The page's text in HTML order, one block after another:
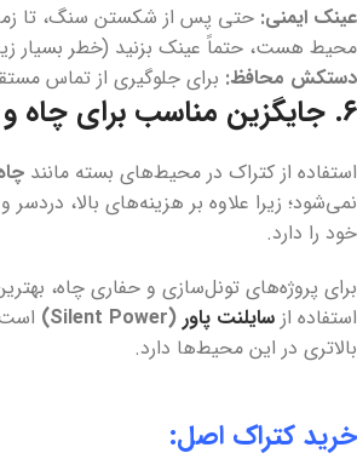
عینک ایمنی: حتی پس از شکستن سنگ، تا
محیط هست، حتماً عینک بزنید (خطر بسیار
دستکش محافظ: برای جلوگیری از تماس
۶. جایگزین مناسب برای چاه و تونل
استفاده از کتراک در محیط‌های بسته مانند
نمی‌شود؛ زیرا علاوه بر هزینه‌های بالا،
خود را دارد.
برای پروژه‌های تونل‌سازی و حفاری چاه،
استفاده از سایلنت پاور (Silent Power)
است
بالاتری در این محیط‌ها دارد.
خرید کتراک اصل: